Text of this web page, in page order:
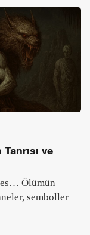
ve
Ölümün
semboller